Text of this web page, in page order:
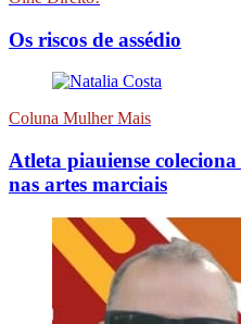
Os riscos de assédio
Coluna Mulher Mais
Atleta piauiense
nas artes marciais